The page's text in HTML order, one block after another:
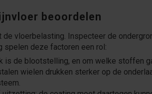
beoordelen
vloerbelasting. Inspecteer de
spelen deze factoren een rol:
is de blootstelling, en om welke stoffen
wielen drukken sterker op de